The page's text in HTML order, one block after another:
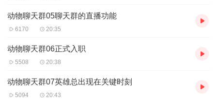
费精品】公众号，通过下方菜单栏里咨询在线客服
第三步：如果在线客服都未取得联系，也可拨打客服电话：400-
动物聊天群05聊天群的直播功能
6170 20:35
动物聊天群06正式入职
5508 20:38
动物聊天群07英雄总出现在关键时刻
5094 20:43